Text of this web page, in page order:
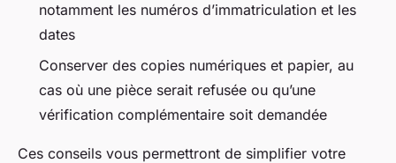
notamment les numéros d’immatriculation et les
dates
Conserver des copies numériques et papier, au
cas où une pièce serait refusée ou qu’une
vérification complémentaire soit demandée
Ces conseils vous permettront de simplifier votre